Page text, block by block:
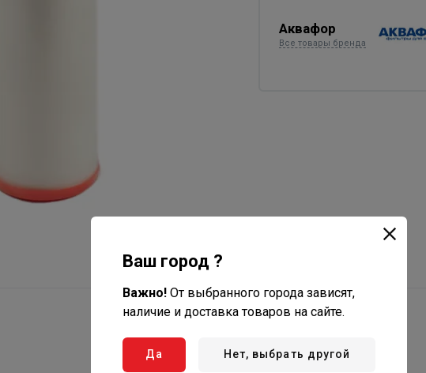
Аквафор
Все товары бренда
Ваш город ?
Важно! От выбранного города зависят,
наличие и доставка товаров на сайте.
Да Нет, выбрать другой